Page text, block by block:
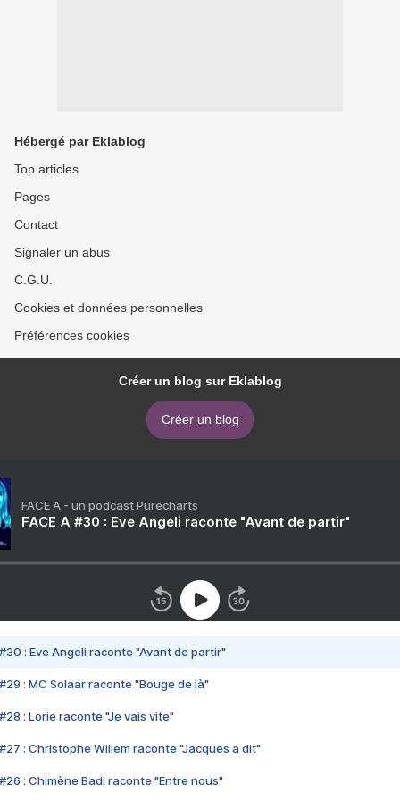
Hébergé par Eklablog
Top articles
Pages
Contact
Signaler un abus
C.G.U.
Cookies et données personnelles
Préférences cookies
Créer un blog sur Eklablog
Créer un blog
FACE A - un podcast Purecharts
FACE A #30 : Eve Angeli raconte "Avant de partir"
#30 : Eve Angeli raconte "Avant de partir"
#29 : MC Solaar raconte "Bouge de là"
#28 : Lorie raconte "Je vais vite"
#27 : Christophe Willem raconte "Jacques a dit"
#26 : Chimène Badi raconte "Entre nous"